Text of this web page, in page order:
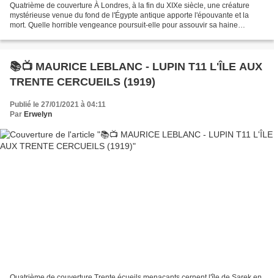
Quatrième de couverture À Londres, à la fin du XIXe siècle, une créature
mystérieuse venue du fond de l'Égypte antique apporte l'épouvante et la
mort. Quelle horrible vengeance poursuit-elle pour assouvir sa haine
📚📺 MAURICE LEBLANC - LUPIN T11 L'ÎLE AUX
TRENTE CERCUEILS (1919)
Publié le 27/01/2021 à 04:11
Par Erwelyn